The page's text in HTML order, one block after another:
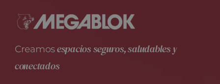
Creamosespacios seguros, saludables y
conectados